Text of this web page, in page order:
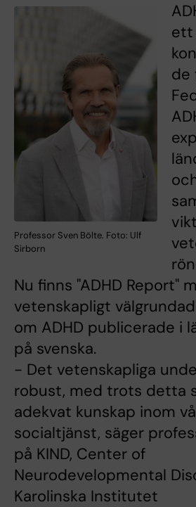
Professor Sven Bölte. Foto: Ulf
Sirborn
ett
de
Nu finns "ADHD Report"
vetenskapligt
om ADHD publicerade i
på svenska.
- Det vetenskapliga
robust, med trots detta
adekvat kunskap inom
socialtjänst, säger
på KIND, Center of
Neurodevelopmental
Karolinska Institutet